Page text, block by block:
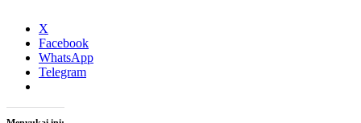
X
Facebook
WhatsApp
Telegram